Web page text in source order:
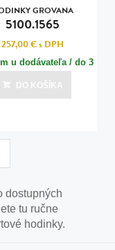
GROVANA
5100.1565
257,00 €s DPH
u dodávateľa / do 3
dní
aktualizácia dnes o 15:00
DO KOŠÍKA
dostupných
tu ručne
hodinky.